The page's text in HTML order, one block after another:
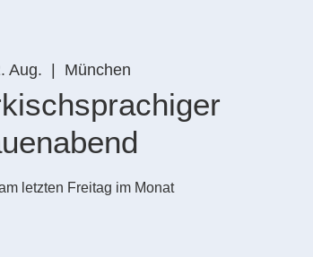
Aug. München
Immer am letzten Freitag im Monat